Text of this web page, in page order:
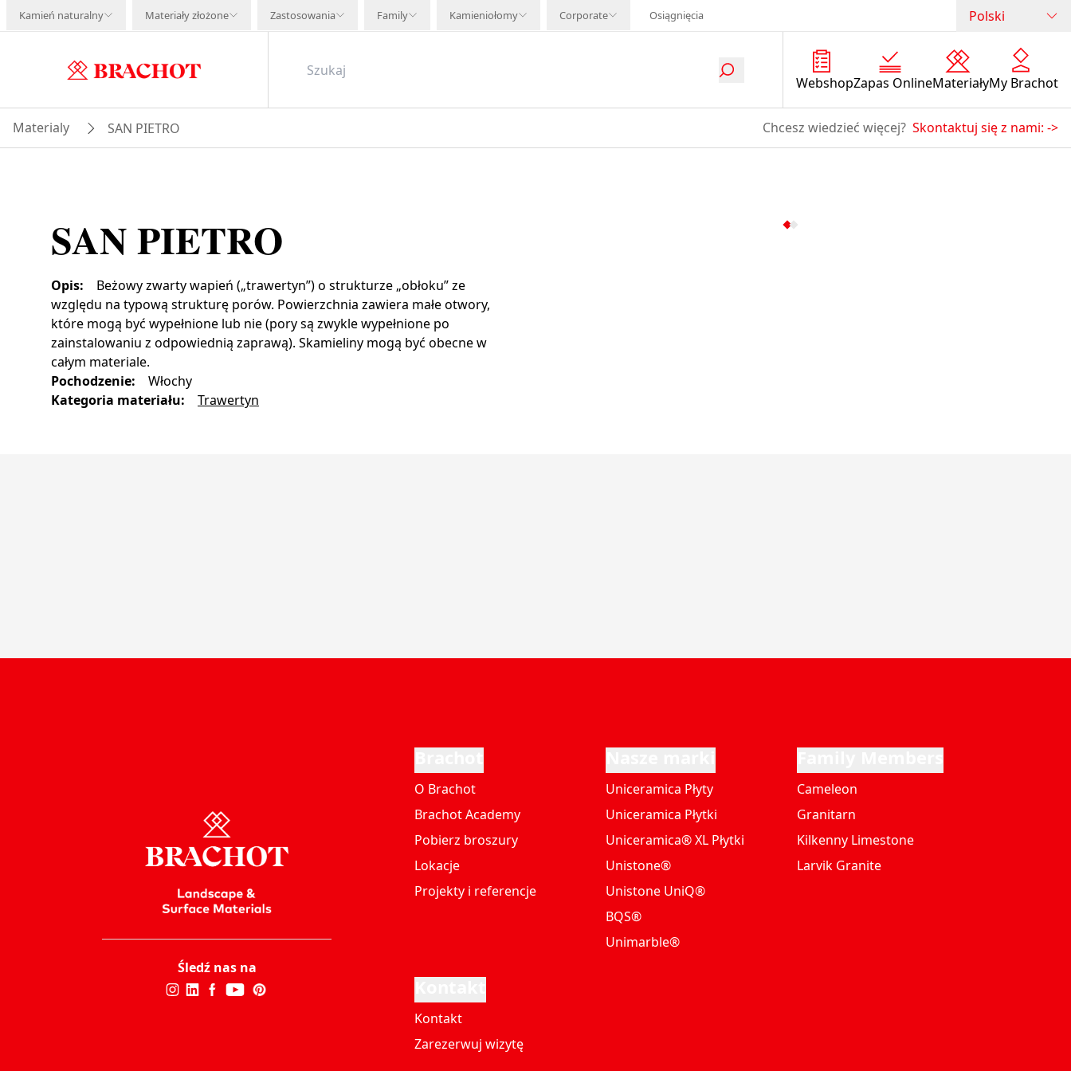
Kamień naturalny Materiały złożone Zastosowania Family Kamieniołomy Corporate Osiągnięcia Polski
WebshopZapas OnlineMateriałyMy Brachot
Materialy SAN PIETRO Chcesz wiedzieć więcej? Skontaktuj się z nami: ->
SAN PIETRO
Opis:
Beżowy zwarty wapień („trawertyn”) o strukturze „obłoku” ze
względu na typową strukturę porów. Powierzchnia zawiera małe otwory,
które mogą być wypełnione lub nie (pory są zwykle wypełnione po
zainstalowaniu z odpowiednią zaprawą). Skamieliny mogą być obecne w
całym materiale.
Pochodzenie:
Włochy
Kategoria materiału: Trawertyn
Śledź nas na
O Brachot
Brachot Academy
Pobierz broszury
Lokacje
Projekty i referencje
Uniceramica Płyty
Uniceramica Płytki
Uniceramica® XL Płytki
Unistone®
Unistone UniQ®
BQS®
Unimarble®
Cameleon
Granitarn
Kilkenny Limestone
Larvik Granite
Kontakt
Zarezerwuj wizytę